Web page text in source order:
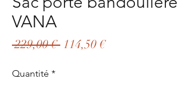
VANA
229,00 € Prix
114,50 €Prix
Quantité *